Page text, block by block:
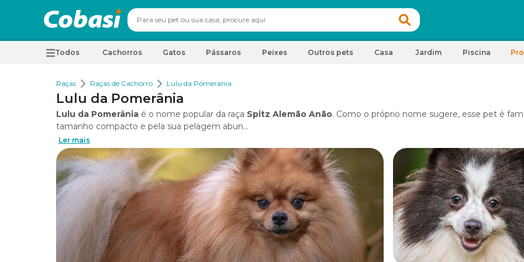
Todos Cachorros Gatos Pássaros Peixes Outros pets Casa Jardim Piscina
Raças Raças de Cachorro Lulu da Pomerânia
Lulu da Pomerânia
Lulu da Pomerânia é o nome popular da raça Spitz Alemão Anão. Como o próprio nome sugere, esse pet é
tamanho compacto e pela sua pelagem abun...
Ler mais